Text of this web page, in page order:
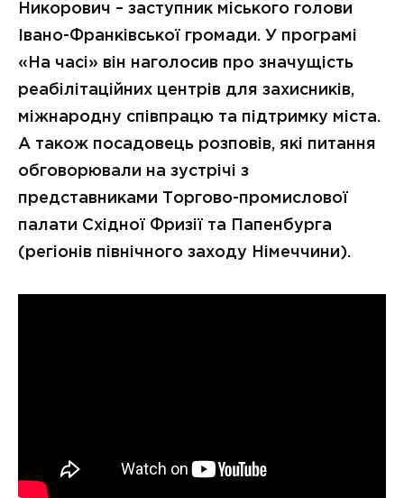
Никорович – заступник міського голови
Івано-Франківської громади. У програмі
«На часі» він наголосив про значущість
реабілітаційних центрів для захисників,
міжнародну співпрацю та підтримку міста.
А також посадовець розповів, які питання
обговорювали на зустрічі з
представниками Торгово-промислової
палати Східної Фризії та Папенбурга
(регіонів північного заходу Німеччини).